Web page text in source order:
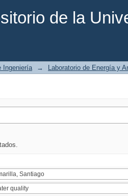
de la
Ingeniería → Laboratorio de Energía y